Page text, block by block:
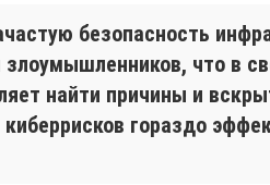
безопасность
что в
найти причины и
гораздо